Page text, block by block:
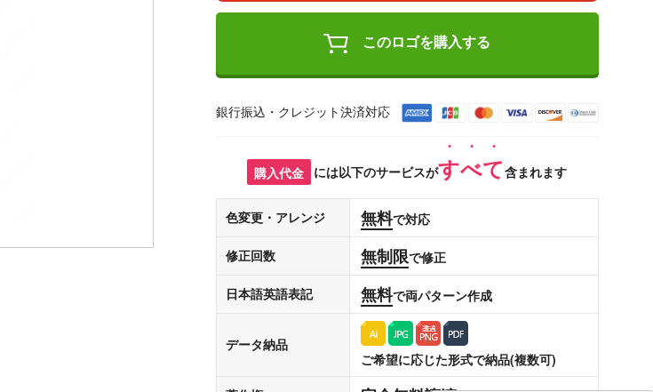
このロゴを購入する
銀行振込・クレジット決済対応
購入代金 には以下のサービスがすべて含まれます
色変更・アレンジ 無料で対応
修正回数 無制限で修正
日本語英語表記 無料で両パターン作成
データ納品
ご希望に応じた形式で納品(複数可)